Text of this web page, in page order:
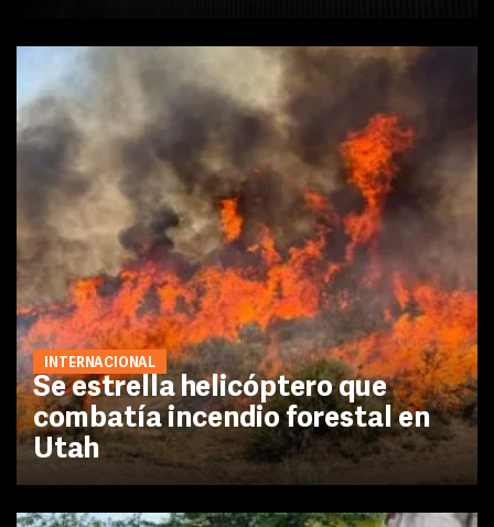
INTERNACIONAL
Se estrella helicóptero que
combatía incendio forestal en
Utah